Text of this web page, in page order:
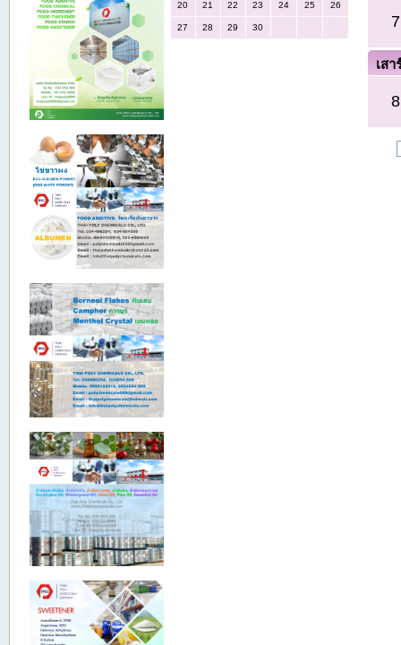
20 21 22 23 24 25 26
27 28 29 30 7
เสา
8